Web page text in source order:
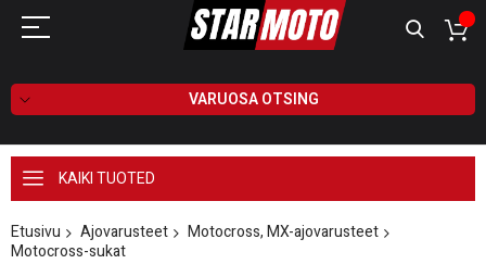
VARUOSA OTSING
KAIKI TUOTED
Etusivu Ajovarusteet
Motocross, MX-ajovarusteet
Motocross-sukat